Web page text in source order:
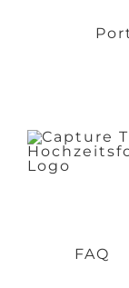
FAQ